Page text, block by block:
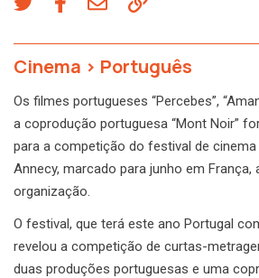
Cinema > Português
Os filmes portugueses “Percebes”,
a coprodução portuguesa “Mont Noir”
para a competição do festival de
Annecy, marcado para junho em França,
organização.
O festival, que terá este ano Portugal
revelou a competição de curtas-
duas produções portuguesas e uma